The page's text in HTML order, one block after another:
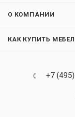
О КОМПАНИИ
КАК КУПИТЬ
+7